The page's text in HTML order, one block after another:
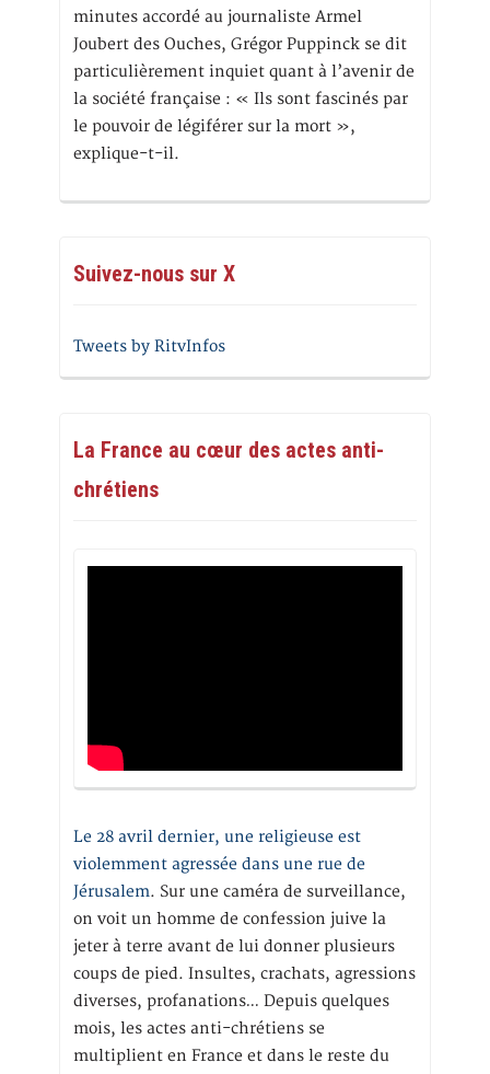
minutes accordé au journaliste Armel
Joubert des Ouches, Grégor Puppinck se dit
particulièrement inquiet quant à l’avenir de
la société française : « Ils sont fascinés par
le pouvoir de légiférer sur la mort »,
explique-t-il.
Suivez-nous sur X
Tweets by RitvInfos
La France au cœur des actes anti-
chrétiens
Le 28 avril dernier, une religieuse est
violemment agressée dans une rue de
Jérusalem. Sur une caméra de surveillance,
on voit un homme de confession juive la
jeter à terre avant de lui donner plusieurs
coups de pied. Insultes, crachats, agressions
diverses, profanations… Depuis quelques
mois, les actes anti-chrétiens se
multiplient en France et dans le reste du